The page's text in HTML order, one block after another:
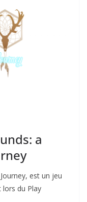
a
est un jeu
lors du Play